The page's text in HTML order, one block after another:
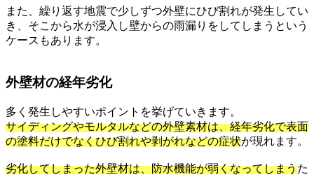
また、繰り返す地震で少しずつ外壁にひび割れが発生してい
き、そこから水が浸入し壁からの雨漏りをしてしまうという
ケースもあります。
外壁材の経年劣化
多く発生しやすいポイントを挙げていきます。
サイディングやモルタルなどの外壁素材は、経年劣化で表面
の塗料だけでなくひび割れや剥がれなどの症状が現れます。
劣化してしまった外壁材は、防水機能が弱くなってしまうた